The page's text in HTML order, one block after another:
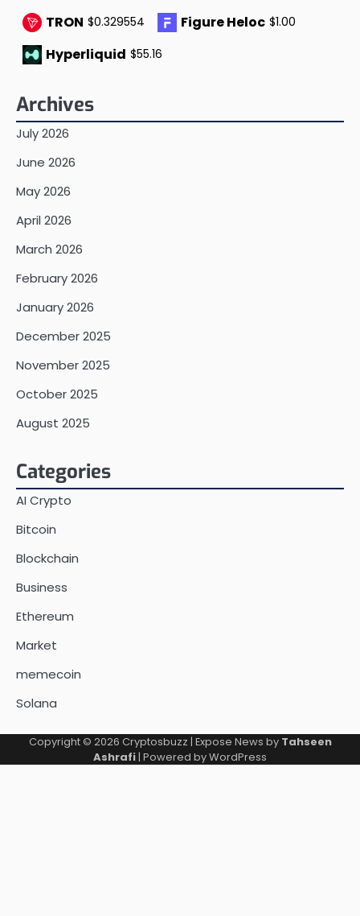
TRON $0.329554 Figure Heloc $1.00
Hyperliquid $55.16
Archives
July 2026
June 2026
May 2026
April 2026
March 2026
February 2026
January 2026
December 2025
November 2025
October 2025
August 2025
Categories
AI Crypto
Bitcoin
Blockchain
Business
Ethereum
Market
memecoin
Solana
Copyright © 2026 Cryptosbuzz | Expose News by Tahseen
Ashrafi| Powered byWordPress